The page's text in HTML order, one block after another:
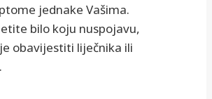
jednake Vašima.
bilo koju nuspojavu,
obavijestiti liječnika ili